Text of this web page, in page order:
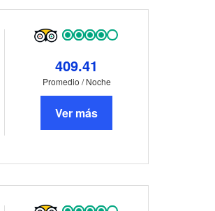
409.41
Promedio / Noche
Ver más